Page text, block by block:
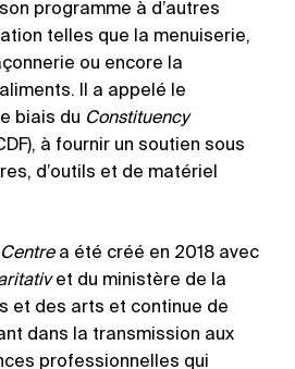
programme à d’autres
telles que la menuiserie,
ou encore la
Il a appelé le
biais du Constituency
à fournir un soutien sous
d’outils et de matériel
a été créé en 2018 avec
et du ministère de la
et des arts et continue de
dans la transmission aux
professionnelles qui